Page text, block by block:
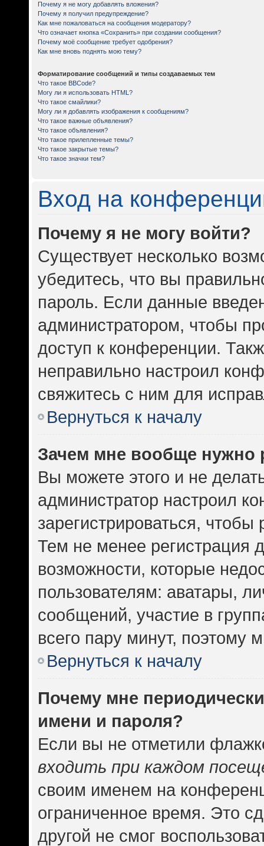
Почему я не могу добавлять вложения?
Почему я получил предупреждение?
Как мне пожаловаться на сообщения модератору?
Что означает кнопка «Сохранить» при создании сообщения?
Почему моё сообщение требует одобрения?
Как мне вновь поднять мою тему?
Форматирование сообщений и типы создаваемых тем
Что такое BBCode?
Могу ли я использовать HTML?
Что такое смайлики?
Могу ли я добавлять изображения к сообщениям?
Что такое важные объявления?
Что такое объявления?
Что такое прилепленные темы?
Что такое закрытые темы?
Что такое значки тем?
Вход на
Почему я не могу войти?
Существует несколько
убедитесь, что вы
пароль. Если данные
администратором, чтобы
доступ к конференции.
неправильно настроил
свяжитесь с ним для
Вернуться к началу
Зачем мне вообще нужно
Вы можете этого и не
администратор настроил
зарегистрироваться,
Тем не менее регистрация
возможности, которые
пользователям: аватары,
сообщений, участие в
всего пару минут, поэтому
Вернуться к началу
Почему мне
имени и пароля?
Если вы не отметили
входить при каждом
своим именем на
ограниченное время. Это
другой не смог